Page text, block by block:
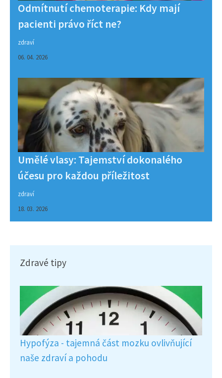
Odmítnutí chemoterapie: Kdy mají
pacienti právo říct ne?
zdraví
06. 04. 2026
Umělé vlasy: Tajemství dokonalého
účesu pro každou příležitost
zdraví
18. 03. 2026
Zdravé tipy
Hypofýza - tajemná část mozku ovlivňující
naše zdraví a pohodu